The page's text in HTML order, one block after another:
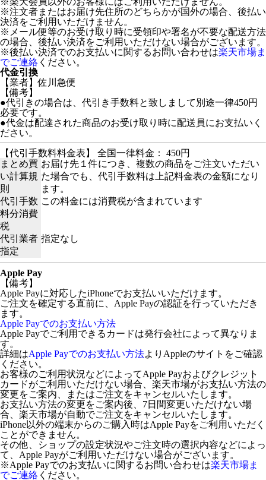
※注文者またはお届け先住所のどちらかが国外の場合、後払い
決済をご利用いただけません。
※メール便等のお受け取り時に受領印や署名が不要な配送方法
の場合、後払い決済をご利用いただけない場合がございます。
※後払い決済でのお支払いに関するお問い合わせは楽天市場ま
でご連絡 ください。
代金引換
【業者】佐川急便
【備考】
●代引きの場合は、代引き手数料と致しまして別途一律450円
必要です。
●代金は配達された商品のお受け取り時に配送員にお支払いく
ださい。
【代引手数料料金表】 全国一律料金： 450円
まとめ買
い計算規
則
お届け先１件につき、複数の商品をご注文いただい
た場合でも、代引手数料は上記料金表の金額になり
ます。
代引手数
料分消費
税
この料金には消費税が含まれています
代引業者
指定
指定なし
Apple Pay
【備考】
Apple Payに対応したiPhoneでお支払いいただけます。
ご注文を確定する直前に、Apple Payの認証を行っていただき
ます。
Apple Payでのお支払い方法
Apple Payでご利用できるカードは発行会社によって異なりま
す。
詳細はApple Payでのお支払い方法よりAppleのサイトをご確認
ください。
お客様のご利用状況などによってApple Payおよびクレジット
カードがご利用いただけない場合、楽天市場がお支払い方法の
変更をご案内、またはご注文をキャンセルいたします。
お支払い方法の変更をご案内後、7日間変更いただけない場
合、楽天市場が自動でご注文をキャンセルいたします。
iPhone以外の端末からのご購入時はApple Payをご利用いただく
ことができません。
その他、ショップの設定状況やご注文時の選択内容などによっ
て、Apple Payがご利用いただけない場合がございます。
※Apple Payでのお支払いに関するお問い合わせは楽天市場ま
でご連絡 ください。